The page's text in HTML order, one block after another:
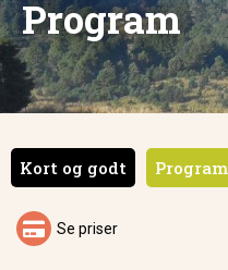
Program
Kort og godt Program
 Se priser